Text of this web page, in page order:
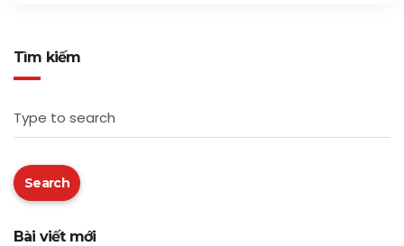
Tìm kiếm
Type to search
Search
Bài viết mới